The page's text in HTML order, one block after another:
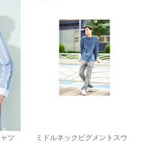
ツ
ミドルネックピグメントスウ